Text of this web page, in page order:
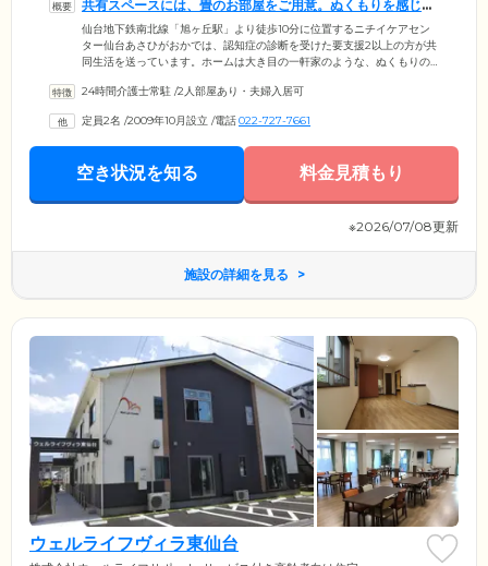
共有スペースには、畳のお部屋をご用意。ぬくもりを感じる
住まいです
仙台地下鉄南北線「旭ヶ丘駅」より徒歩10分に位置するニチイケアセン
ター仙台あさひがおかでは、認知症の診断を受けた要支援2以上の方が共
同生活を送っています。ホームは大き目の一軒家のような、ぬくもりの
ーに配慮した個室をご用意しました。自分好みの、くつろげる空間づく
日3食ご提供。広々としたリビング兼食堂ではほかのご入居者様との交流
や読書など、その日のご気分に合わせて自由にお過ごしください。ホッ
24時間介護士常駐 /2人部屋あり・夫婦入居可
定員2名 /2009年10月設立 /電話022-727-7661
空き状況を知る 料金見積もり
※2026/07/08更新
施設の詳細を見る
ウェルライフヴィラ東仙台